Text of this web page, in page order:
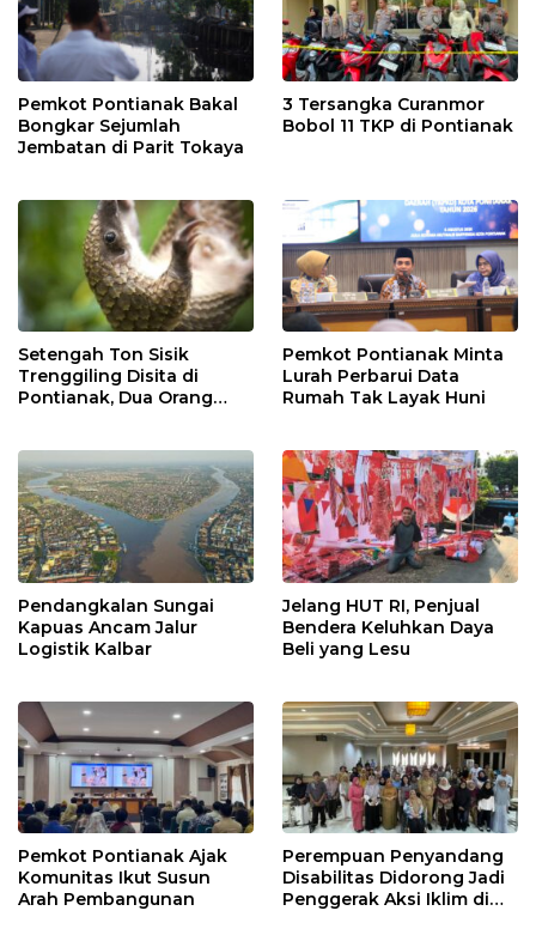
Pemkot Pontianak Bakal
Bongkar Sejumlah
Jembatan di Parit Tokaya
3 Tersangka Curanmor
Bobol 11 TKP di Pontianak
Setengah Ton Sisik
Trenggiling Disita di
Pontianak, Dua Orang
Pemkot Pontianak Minta
Lurah Perbarui Data
Rumah Tak Layak Huni
Pendangkalan Sungai
Kapuas Ancam Jalur
Logistik Kalbar
Jelang HUT RI, Penjual
Bendera Keluhkan Daya
Beli yang Lesu
Pemkot Pontianak Ajak
Komunitas Ikut Susun
Arah Pembangunan
Perempuan Penyandang
Disabilitas Didorong Jadi
Penggerak Aksi Iklim di